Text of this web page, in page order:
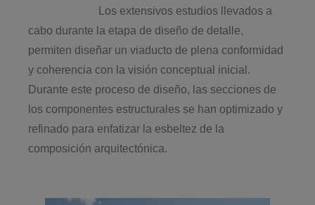
Los extensivos estudios llevados a
cabo durante la etapa de diseño de detalle,
permiten diseñar un viaducto de plena conformidad
y coherencia con la visión conceptual inicial.
Durante este proceso de diseño, las secciones de
los componentes estructurales se han optimizado y
refinado para enfatizar la esbeltez de la
composición arquitectónica.